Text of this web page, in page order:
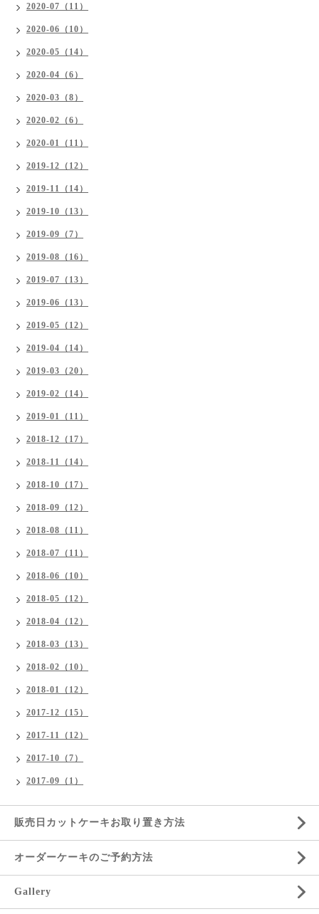
2020-07（11）
2020-06（10）
2020-05（14）
2020-04（6）
2020-03（8）
2020-02（6）
2020-01（11）
2019-12（12）
2019-11（14）
2019-10（13）
2019-09（7）
2019-08（16）
2019-07（13）
2019-06（13）
2019-05（12）
2019-04（14）
2019-03（20）
2019-02（14）
2019-01（11）
2018-12（17）
2018-11（14）
2018-10（17）
2018-09（12）
2018-08（11）
2018-07（11）
2018-06（10）
2018-05（12）
2018-04（12）
2018-03（13）
2018-02（10）
2018-01（12）
2017-12（15）
2017-11（12）
2017-10（7）
2017-09（1）
販売日カットケーキお取り置き方法
オーダーケーキのご予約方法
Gallery